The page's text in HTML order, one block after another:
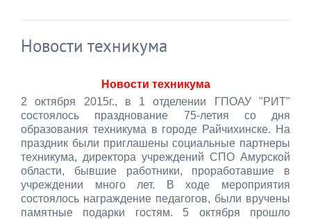
Новости техникума
Новости техникума
2 октября 2015г., в 1 отделении ГПОАУ "РИТ"
состоялось празднование 75-летия со дня
образования техникума в городе Райчихинске. На
праздник были приглашены социальные партнеры
техникума, директора учреждений СПО Амурской
области, бывшие работники, проработавшие в
учреждении много лет. В ходе мероприятия
состоялось награждение педагогов, были вручены
памятные подарки гостям. 5 октября прошло